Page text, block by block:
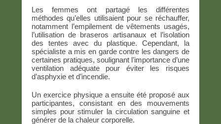
Les femmes ont partagé les différentes
méthodes qu’elles utilisaient pour se réchauffer,
notamment l’empilement de vêtements usagés,
l’utilisation de braseros artisanaux et l’isolation
des tentes avec du plastique. Cependant, la
spécialiste a mis en garde contre les dangers de
certaines pratiques, soulignant l’importance d’une
ventilation adéquate pour éviter les risques
d’asphyxie et d’incendie.
Un exercice physique a ensuite été proposé aux
participantes, consistant en des mouvements
simples pour stimuler la circulation sanguine et
générer de la chaleur corporelle.